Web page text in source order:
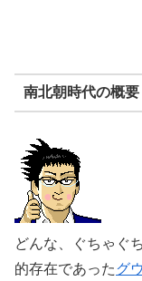
南北朝時代の概要
どんな、ぐちゃぐ
的存在であったグ